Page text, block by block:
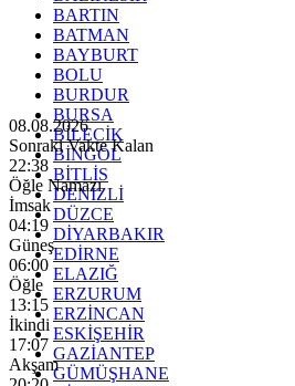
BARTIN
BATMAN
BAYBURT
BOLU
BURDUR
BURSA
BİLECİK
BİNGÖL
BİTLİS
DENİZLİ
DÜZCE
DİYARBAKIR
EDİRNE
ELAZIĞ
ERZURUM
ERZİNCAN
ESKİŞEHİR
GAZİANTEP
GÜMÜŞHANE
08.08.2026
Sonraki Vakte Kalan
22:36
Öğle Namazı
İmsak
04:19
Güneş
06:00
Öğle
13:15
İkindi
17:07
Akşam